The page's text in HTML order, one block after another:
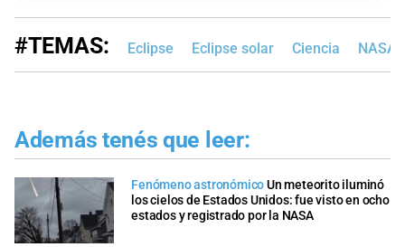
#TEMAS: Eclipse Eclipse solar Ciencia NASA
Además tenés que leer:
Fenómeno astronómicoUn meteorito iluminó
los cielos de Estados Unidos: fue visto en ocho
estados y registrado por la NASA